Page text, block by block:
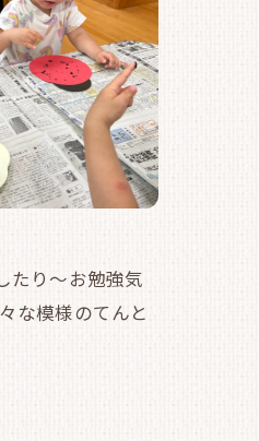
たり～お勉強気
な模様のてんと